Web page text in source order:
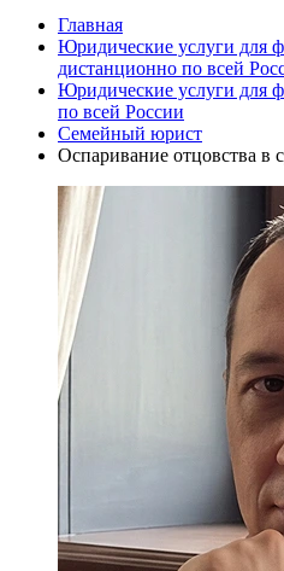
Главная
Юридические услуги для
дистанционно по всей
Юридические услуги для
по всей России
Семейный юрист
Оспаривание отцовства в